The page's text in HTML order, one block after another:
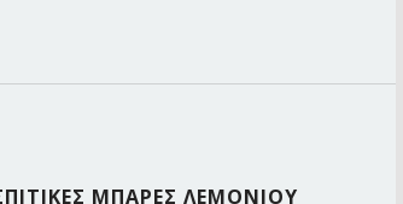
ΜΠΑΡΕΣ ΛΕΜΟΝΙΟΥ